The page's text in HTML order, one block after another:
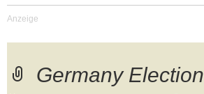
Germany Election